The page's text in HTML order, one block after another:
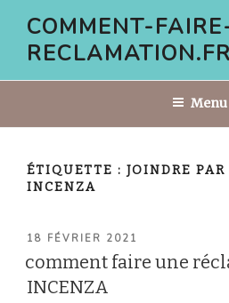
contenu
COMMENT-
RECLAMATION.FR
Menu
ÉTIQUETTE : JOINDRE
INCENZA
PUBLIÉ
18 FÉVRIER 2021
comment faire une
INCENZA